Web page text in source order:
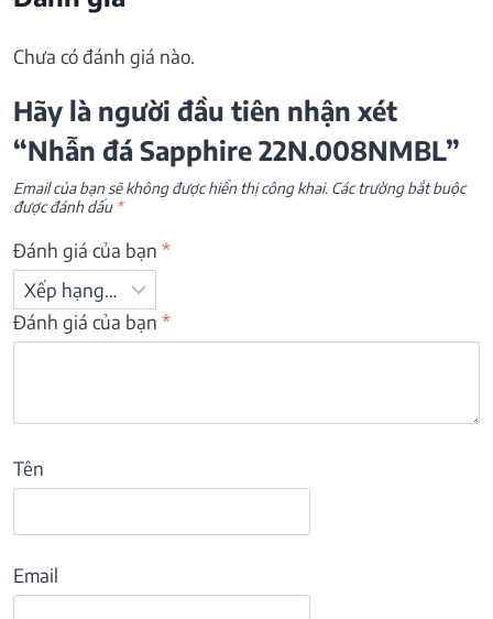
Chưa có đánh giá nào.
Hãy là người đầu tiên nhận xét
“Nhẫn đá Sapphire 22N.008NMBL”
Email của bạn sẽ không được hiển thị công khai. Các trường bắt buộc
được đánh dấu *
Đánh giá của bạn *
Đánh giá của bạn *
Tên
Email